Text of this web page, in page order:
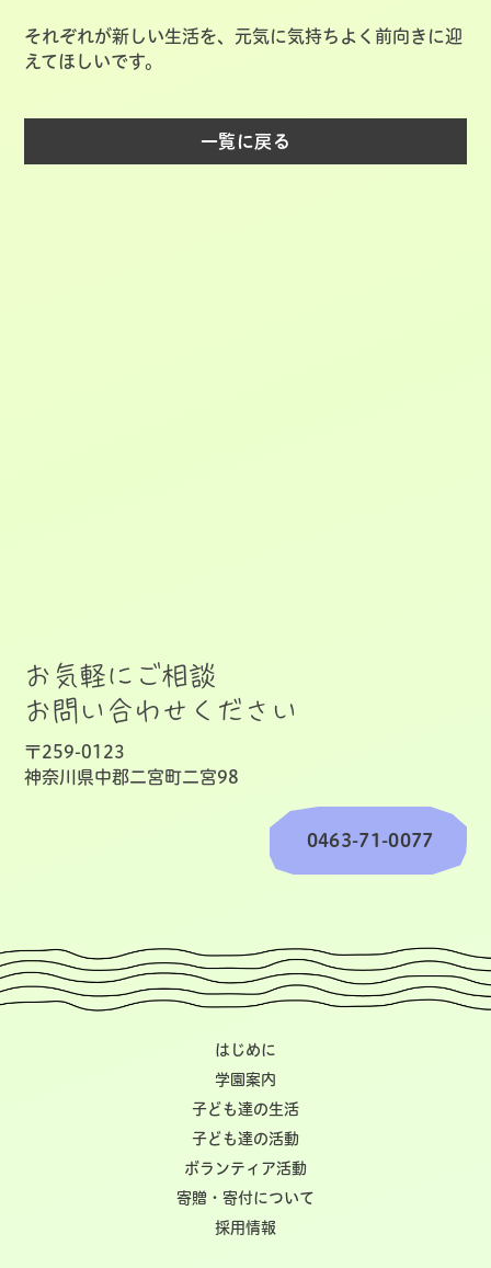
それぞれが新しい生活を、元気に気持ちよく前向きに迎
えてほしいです。
一覧に戻る
お気軽にご相談
お問い合わせください
〒259-0123
神奈川県中郡二宮町二宮98
0463-71-0077
はじめに
学園案内
子ども達の生活
子ども達の活動
ボランティア活動
寄贈・寄付について
採用情報